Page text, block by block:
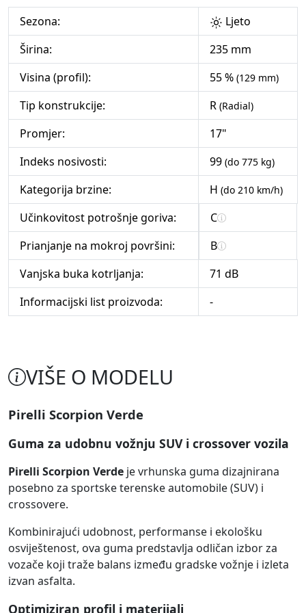
Sezona:
Ljeto
Širina:
235 mm
Visina (profil):
55 % (129 mm)
Tip konstrukcije: R (Radial)
Promjer:
17"
Indeks nosivosti:
99 (do 775 kg)
Kategorija brzine: H (do 210 km/h)
Učinkovitost potrošnje goriva:
C
Prianjanje na mokroj površini:
B
Vanjska buka kotrljanja:
71 dB
Informacijski list proizvoda:
-
VIŠE O MODELU
Pirelli Scorpion Verde
Guma za udobnu vožnju SUV i crossover vozila
Pirelli Scorpion Verde je vrhunska guma dizajnirana
posebno za sportske terenske automobile (SUV) i
crossovere.
Kombinirajući udobnost, performanse i ekološku
osviještenost, ova guma predstavlja odličan izbor za
vozače koji traže balans između gradske vožnje i izleta
izvan asfalta.
Optimiziran profil i materijali